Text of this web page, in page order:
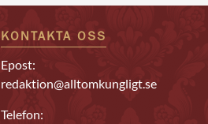
KONTAKTA OSS
Epost:
redaktion@alltomkungligt.se
Telefon: